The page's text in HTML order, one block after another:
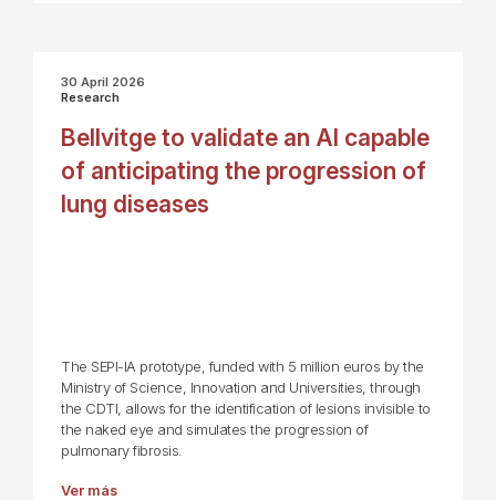
30 April 2026
Research
Bellvitge to validate an AI capable
of anticipating the progression of
lung diseases
The SEPI-IA prototype, funded with 5 million euros by the
Ministry of Science, Innovation and Universities, through
the CDTI, allows for the identification of lesions invisible to
the naked eye and simulates the progression of
pulmonary fibrosis.
Ver más